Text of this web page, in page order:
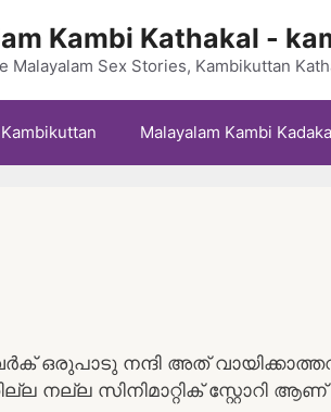
Kambi Kathakal -
Malayalam Sex Stories, Kambikuttan
Kambikuttan Malayalam Kambi
ഒരുപാടു നന്ദി അത്
നല്ല സിനിമാറ്റിക് സ്റ്റോറി